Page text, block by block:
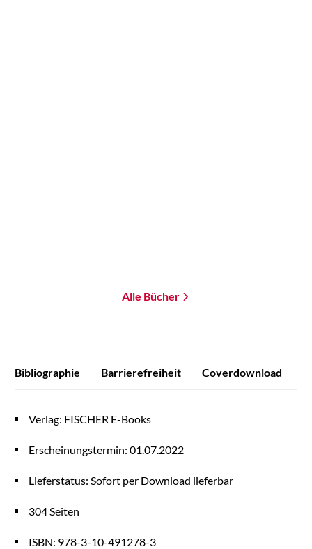
Alle Bücher
Bibliographie Barrierefreiheit Coverdownload
Verlag: FISCHER E-Books
Erscheinungstermin: 01.07.2022
Lieferstatus: Sofort per Download lieferbar
ISBN: 978-3-10-491278-3
304 Seiten